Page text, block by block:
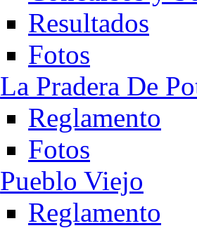
Resultados
Fotos
La Pradera De
Reglamento
Fotos
Pueblo Viejo
Reglamento